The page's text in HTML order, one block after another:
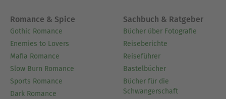
Romance & Spice
Gothic Romance
Enemies to Lovers
Mafia Romance
Slow Burn Romance
Sports Romance
Dark Romance
Sachbuch & Ratgeber
Bücher über Fotografie
Reiseberichte
Reiseführer
Bastelbücher
Bücher für die
Schwangerschaft